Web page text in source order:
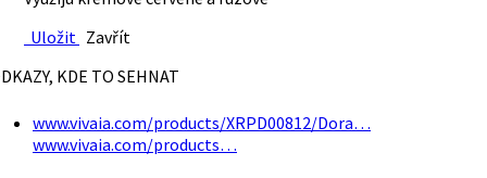
Uložit Zavřít
KDE TO SEHNAT
www.vivaia.com/products/XRPD00812/Dora…
www.vivaia.com/products…